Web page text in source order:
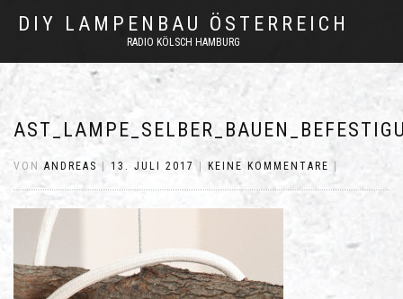
DIY LAMPENBAU ÖSTERREICH
RADIO KÖLSCH HAMBURG
VONANDREAS 13. JULI 2017 KEINE KOMMENTARE